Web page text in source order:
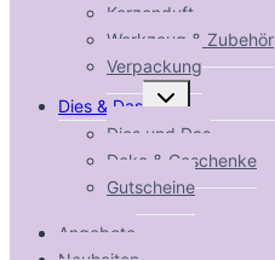
Kerzenduft
Werkzeug & Zubehör
Verpackung
Dies & Das
Untermenü
umschalten
Dies und Das
Deko & Geschenke
Gutscheine
Angebote